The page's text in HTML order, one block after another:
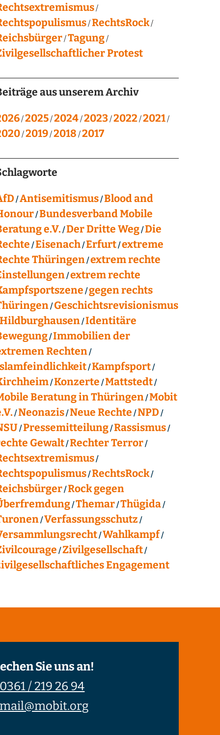
RechtsRock
Tagung
Protest
aus unserem Archiv
2025 2024 2023 2022 2021
2019 2018 2017
Antisemitismus Blood and
Bundesverband Mobile
e.V. Der Dritte Weg Die
Eisenach Erfurt extreme
Thüringen extrem rechte
extrem rechte
gegen rechts
Geschichtsrevisionismus
Identitäre
Immobilien der
Rechten
Kampfsport
Konzerte Mattstedt
Beratung in Thüringen Mobit
Neonazis Neue Rechte NPD
Pressemitteilung Rassismus
Gewalt Rechter Terror
RechtsRock
Rock gegen
Themar Thügida
Verfassungsschutz
Wahlkampf
Zivilgesellschaft
Engagement
Sie uns an!
0361 / 219 26 94
mail@mobit.org